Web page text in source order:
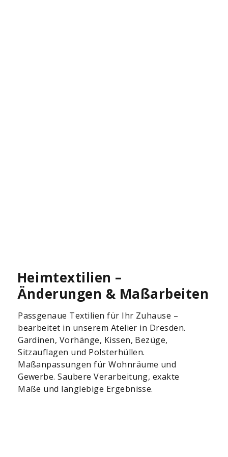
Heimtextilien –
Änderungen & Maßarbeiten
Passgenaue Textilien für Ihr Zuhause –
bearbeitet in unserem Atelier in Dresden.
Gardinen, Vorhänge, Kissen, Bezüge,
Sitzauflagen und Polsterhüllen.
Maßanpassungen für Wohnräume und
Gewerbe. Saubere Verarbeitung, exakte
Maße und langlebige Ergebnisse.